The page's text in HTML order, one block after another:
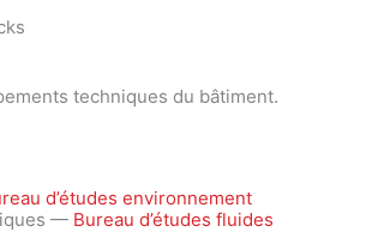
techniques du bâtiment.
d’études environnement
— Bureau d’études fluides